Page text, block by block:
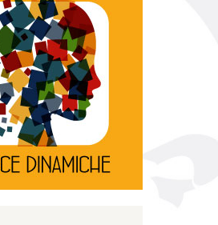
dinamiche
Dinamiche è una
di teatro
e sperimentale.
Continua